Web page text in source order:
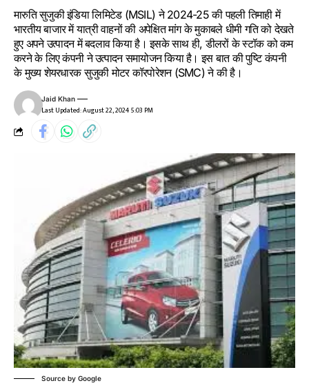
मारुति सुजुकी इंडिया लिमिटेड (MSIL) ने 2024-25 की पहली तिमाही में
भारतीय बाजार में यात्री वाहनों की अपेक्षित मांग के मुकाबले धीमी गति को देखते
हुए अपने उत्पादन में बदलाव किया है। इसके साथ ही, डीलरों के स्टॉक को कम
करने के लिए कंपनी ने उत्पादन समायोजन किया है। इस बात की पुष्टि कंपनी
के मुख्य शेयरधारक सुजुकी मोटर कॉरपोरेशन (SMC) ने की है।
Last Updated: August 22, 2024 5:03 PM
Jaid Khan
Source by Google